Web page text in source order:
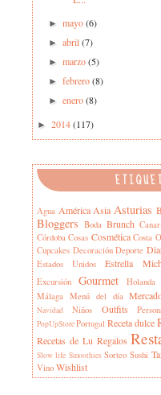
►mayo(6)
►abril(7)
►marzo(5)
►febrero(8)
►enero(8)
► 2014(117)
Agua América Asia Asturias
Bloggers Boda Brunch
Córdoba Cosas Cosmética Costa
Cupcakes Decoración Deporte
Estados Unidos Estrella
Excursión Gourmet Holanda
Málaga Menú del día
Navidad
Niños Outfits
PopUpStorePortugal Receta dulce
Recetas de Lu Regalos
Slow life Smoothies Sorteo Sushi
Vino Wishlist